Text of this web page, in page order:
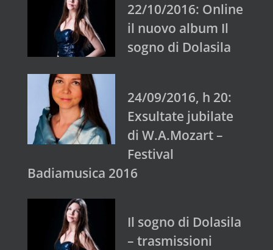
22/10/2016: Online
il nuovo album Il
sogno di Dolasila
24/09/2016, h 20:
Exsultate jubilate
di W.A.Mozart –
Festival
Badiamusica 2016
Il sogno di Dolasila
– trasmissioni